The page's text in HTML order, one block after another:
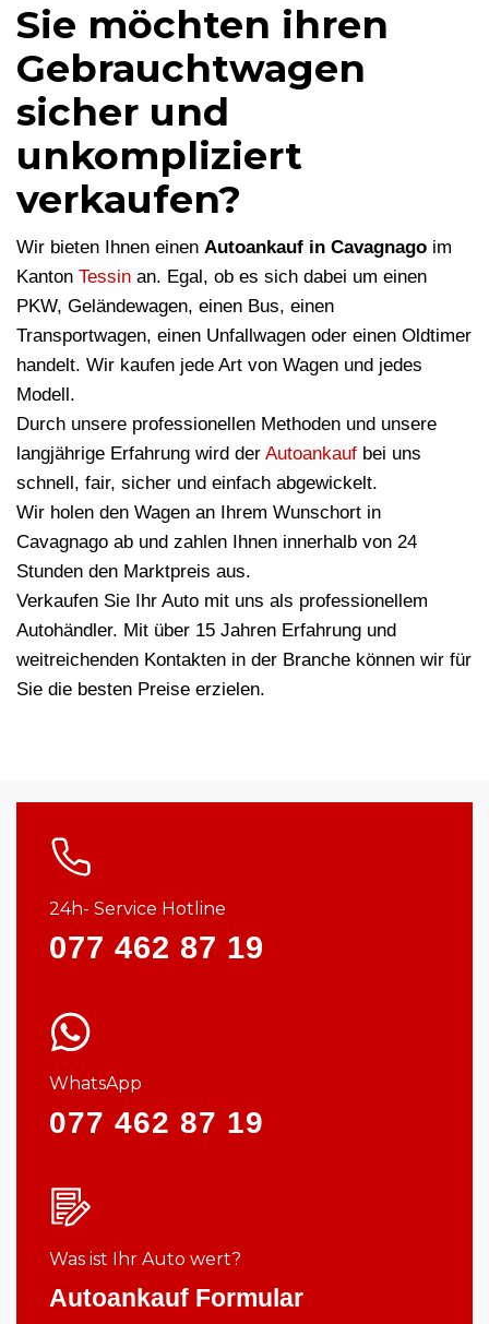
Sie möchten ihren
Gebrauchtwagen
sicher und
unkompliziert
verkaufen?
Wir bieten Ihnen einen Autoankauf in Cavagnago im
Kanton Tessin an. Egal, ob es sich dabei um einen
PKW, Geländewagen, einen Bus, einen
Transportwagen, einen Unfallwagen oder einen Oldtimer
handelt. Wir kaufen jede Art von Wagen und jedes
Modell.
Durch unsere professionellen Methoden und unsere
langjährige Erfahrung wird der Autoankauf bei uns
schnell, fair, sicher und einfach abgewickelt.
Wir holen den Wagen an Ihrem Wunschort in
Cavagnago ab und zahlen Ihnen innerhalb von 24
Stunden den Marktpreis aus.
Verkaufen Sie Ihr Auto mit uns als professionellem
Autohändler. Mit über 15 Jahren Erfahrung und
weitreichenden Kontakten in der Branche können wir für
Sie die besten Preise erzielen.
24h- Service Hotline
077 462 87 19
WhatsApp
077 462 87 19
Was ist Ihr Auto wert?
Autoankauf Formular